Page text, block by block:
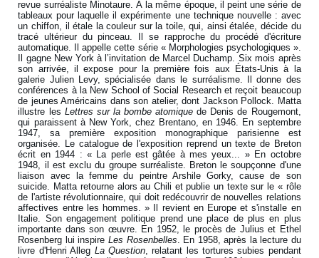
revue surréaliste Minotaure. À la même époque, il peint une série de
tableaux pour laquelle il expérimente une technique nouvelle : avec
un chiffon, il étale la couleur sur la toile, qui, ainsi étalée, décide du
tracé ultérieur du pinceau. Il se rapproche du procédé d'écriture
automatique. Il appelle cette série « Morphologies psychologiques ».
Il gagne New York à l’invitation de Marcel Duchamp. Six mois après
son arrivée, il expose pour la première fois aux États-Unis à la
galerie Julien Levy, spécialisée dans le surréalisme. Il donne des
conférences à la New School of Social Research et reçoit beaucoup
de jeunes Américains dans son atelier, dont Jackson Pollock. Matta
illustre les Lettres sur la bombe atomique de Denis de Rougemont,
qui paraissent à New York, chez Brentano, en 1946. En septembre
1947, sa première exposition monographique parisienne est
organisée. Le catalogue de l'exposition reprend un texte de Breton
écrit en 1944 : « La perle est gâtée à mes yeux... » En octobre
1948, il est exclu du groupe surréaliste. Breton le soupçonne d'une
liaison avec la femme du peintre Arshile Gorky, cause de son
suicide. Matta retourne alors au Chili et publie un texte sur le « rôle
de l'artiste révolutionnaire, qui doit redécouvrir de nouvelles relations
affectives entre les hommes. » Il revient en Europe et s'installe en
Italie. Son engagement politique prend une place de plus en plus
importante dans son œuvre. En 1952, le procès de Julius et Ethel
Rosenberg lui inspire Les Rosenbelles. En 1958, après la lecture du
livre d'Henri Alleg La Question, relatant les tortures subies pendant